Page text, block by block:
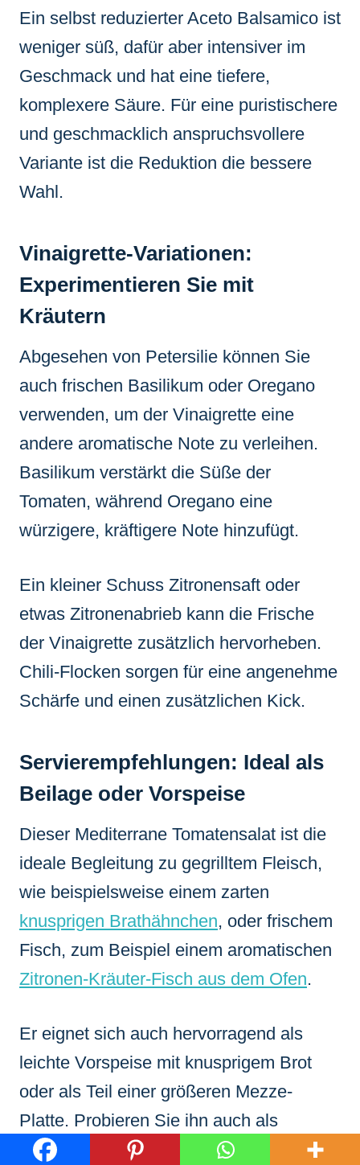
Ein selbst reduzierter Aceto Balsamico ist
weniger süß, dafür aber intensiver im
Geschmack und hat eine tiefere,
komplexere Säure. Für eine puristischere
und geschmacklich anspruchsvollere
Variante ist die Reduktion die bessere
Wahl.
Vinaigrette-Variationen:
Experimentieren Sie mit
Kräutern
Abgesehen von Petersilie können Sie
auch frischen Basilikum oder Oregano
verwenden, um der Vinaigrette eine
andere aromatische Note zu verleihen.
Basilikum verstärkt die Süße der
Tomaten, während Oregano eine
würzigere, kräftigere Note hinzufügt.
Ein kleiner Schuss Zitronensaft oder
etwas Zitronenabrieb kann die Frische
der Vinaigrette zusätzlich hervorheben.
Chili-Flocken sorgen für eine angenehme
Schärfe und einen zusätzlichen Kick.
Servierempfehlungen: Ideal als
Beilage oder Vorspeise
Dieser Mediterrane Tomatensalat ist die
ideale Begleitung zu gegrilltem Fleisch,
wie beispielsweise einem zarten
knusprigen Brathähnchen, oder frischem
Fisch, zum Beispiel einem aromatischen
Zitronen-Kräuter-Fisch aus dem Ofen.
Er eignet sich auch hervorragend als
leichte Vorspeise mit knusprigem Brot
oder als Teil einer größeren Mezze-
Platte. Probieren Sie ihn auch als
Beilage zu einem frischenZucchini-